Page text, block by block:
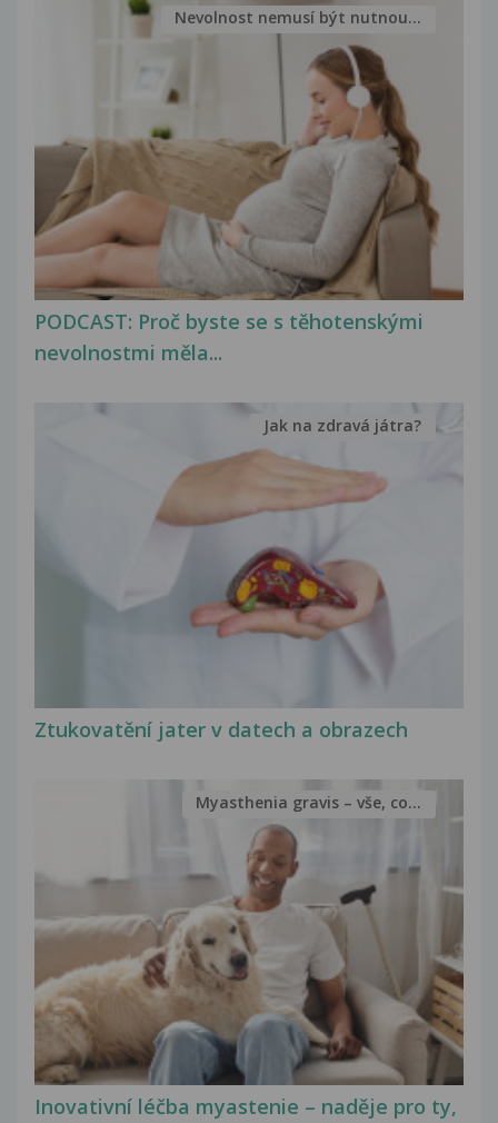
PODCAST: Proč byste se s těhotenskými
nevolnostmi měla...
Nevolnost nemusí být nutnou...
Ztukovatění jater v datech a obrazech
Jak na zdravá játra?
Inovativní léčba myastenie – naděje pro ty,
Myasthenia gravis – vše, co...